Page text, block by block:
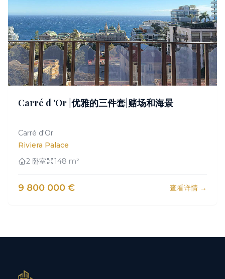
Carré d 'Or |优雅的三件套|赌场和海景
Carré d'Or
Riviera Palace
2 卧室
148 m²
9 800 000 € 查看详情 →